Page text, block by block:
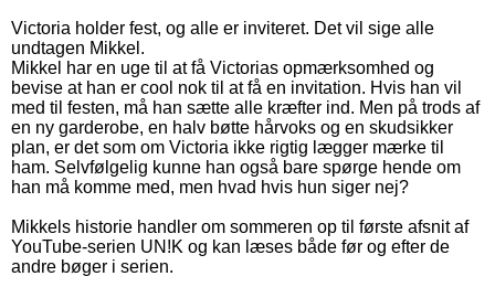
Victoria holder fest, og alle er inviteret. Det vil sige alle
undtagen Mikkel.
Mikkel har en uge til at få Victorias opmærksomhed og
bevise at han er cool nok til at få en invitation. Hvis han vil
med til festen, må han sætte alle kræfter ind. Men på trods af
en ny garderobe, en halv bøtte hårvoks og en skudsikker
plan, er det som om Victoria ikke rigtig lægger mærke til
ham. Selvfølgelig kunne han også bare spørge hende om
han må komme med, men hvad hvis hun siger nej?
Mikkels historie handler om sommeren op til første afsnit af
YouTube-serien UN!K og kan læses både før og efter de
andre bøger i serien.